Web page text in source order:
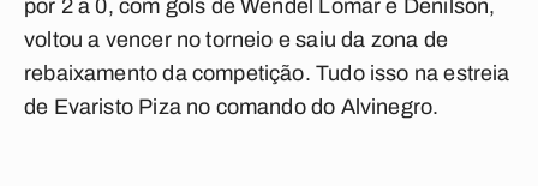
por 2 a 0, com gols de Wendel Lomar e Denilson,
voltou a vencer no torneio e saiu da zona de
rebaixamento da competição. Tudo isso na estreia
de Evaristo Piza no comando do Alvinegro.